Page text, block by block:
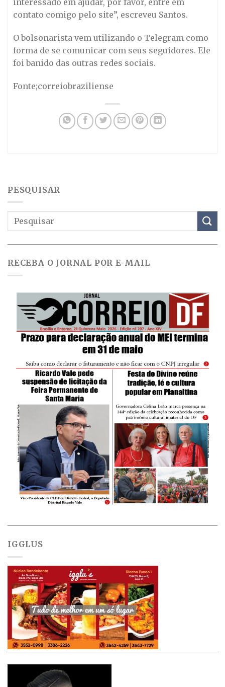
interessado em ajudar, por favor, entre em
contato comigo pelo site”, escreveu Santos.
O bolsonarista vem utilizando o Telegram como
forma de se comunicar com seus seguidores. Ele
foi banido das outras redes sociais.
Fonte;correiobraziliense
PESQUISAR
RECEBA O JORNAL POR E-MAIL
IGGLUS